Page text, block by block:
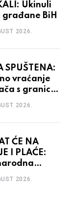
Ukinuli
građane BiH
2026.
SPUŠTENA:
vraćanje
s granica
na
2026.
ĆE NA
I PLAĆE:
potvrdila
rejting BiH
2026.